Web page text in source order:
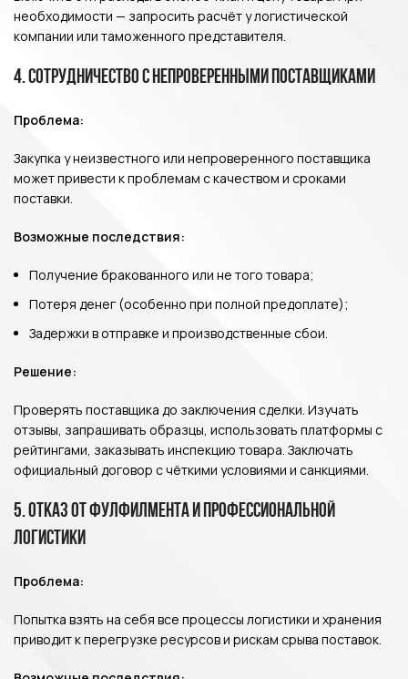
необходимости — запросить расчёт у логистической
компании или таможенного представителя.
4. Сотрудничество с непроверенными поставщиками
Проблема:
Закупка у неизвестного или непроверенного поставщика
может привести к проблемам с качеством и сроками
поставки.
Возможные последствия:
Получение бракованного или не того товара;
Потеря денег (особенно при полной предоплате);
Задержки в отправке и производственные сбои.
Решение:
Проверять поставщика до заключения сделки. Изучать
отзывы, запрашивать образцы, использовать платформы с
рейтингами, заказывать инспекцию товара. Заключать
официальный договор с чёткими условиями и санкциями.
5. Отказ от фулфилмента и профессиональной
логистики
Проблема:
Попытка взять на себя все процессы логистики и хранения
приводит к перегрузке ресурсов и рискам срыва поставок.